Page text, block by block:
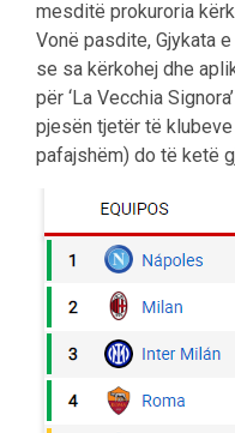
mesditë prokuroria
Vonë pasdite, Gjykata
se sa kërkohej dhe
për ‘La Vecchia
pjesën tjetër të
pafajshëm) do të ketë